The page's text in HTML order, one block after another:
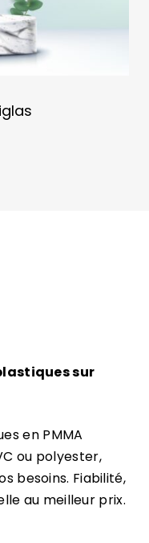
sur
en PMMA
ou polyester,
besoins. Fiabilité,
au meilleur prix.